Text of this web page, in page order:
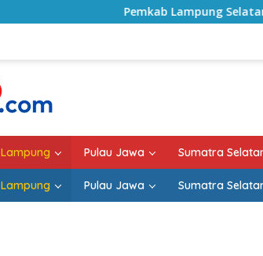
Pemkab Lampung Selatan Mulai Tangani
Lampung Pulau Jawa Sumatra
Lampung Pulau Jawa Sumatra